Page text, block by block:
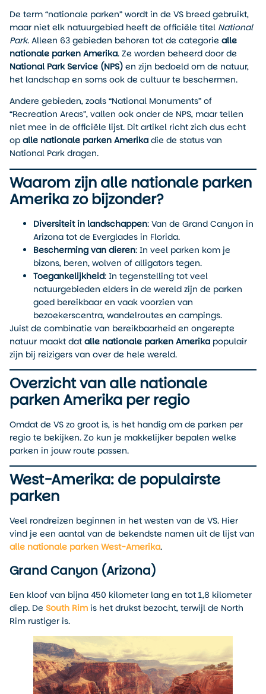
De term “nationale parken” wordt in de VS breed gebruikt,
maar niet elk natuurgebied heeft de officiële titel National
Park. Alleen 63 gebieden behoren tot de categorie alle
nationale parken Amerika. Ze worden beheerd door de
National Park Service (NPS) en zijn bedoeld om de natuur,
het landschap en soms ook de cultuur te beschermen.
Andere gebieden, zoals “National Monuments” of
“Recreation Areas”, vallen ook onder de NPS, maar tellen
niet mee in de officiële lijst. Dit artikel richt zich dus echt
op alle nationale parken Amerika die de status van
National Park dragen.
Waarom zijn alle nationale parken
Amerika zo bijzonder?
Diversiteit in landschappen: Van de Grand Canyon in
Arizona tot de Everglades in Florida.
Bescherming van dieren: In veel parken kom je
bizons, beren, wolven of alligators tegen.
Toegankelijkheid: In tegenstelling tot veel
natuurgebieden elders in de wereld zijn de parken
goed bereikbaar en vaak voorzien van
bezoekerscentra, wandelroutes en campings.
Juist de combinatie van bereikbaarheid en ongerepte
natuur maakt dat alle nationale parken Amerika populair
zijn bij reizigers van over de hele wereld.
Overzicht van alle nationale
parken Amerika per regio
Omdat de VS zo groot is, is het handig om de parken per
regio te bekijken. Zo kun je makkelijker bepalen welke
parken in jouw route passen.
West-Amerika: de populairste
parken
Veel rondreizen beginnen in het westen van de VS. Hier
vind je een aantal van de bekendste namen uit de lijst van
alle nationale parken West-Amerika.
Grand Canyon (Arizona)
Een kloof van bijna 450 kilometer lang en tot 1,8 kilometer
diep. De South Rim is het drukst bezocht, terwijl de North
Rim rustiger is.